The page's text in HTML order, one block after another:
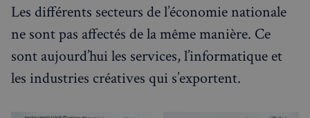
Les différents secteurs de l’économie nationale
ne sont pas affectés de la même manière. Ce
sont aujourd’hui les services, l’informatique et
les industries créatives qui s’exportent.